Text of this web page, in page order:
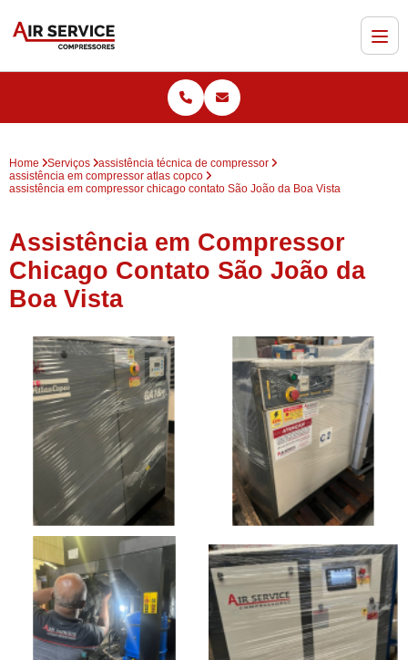
Home Serviços
assistência técnica de compressor
assistência em compressor atlas copco
assistência em compressor chicago contato São João da Boa Vista
Assistência em Compressor
Chicago Contato São João da
Boa Vista